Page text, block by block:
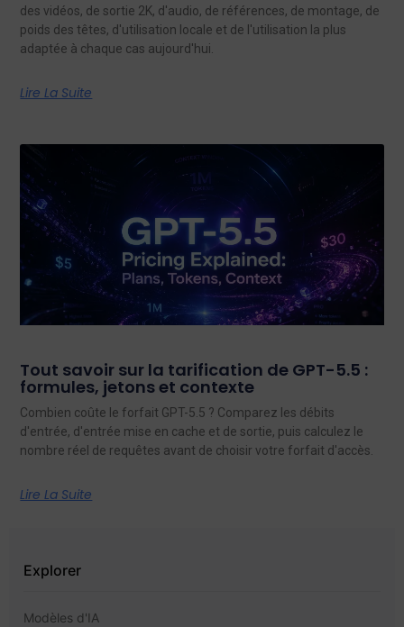
des vidéos, de sortie 2K, d'audio, de références, de montage, de
poids des têtes, d'utilisation locale et de l'utilisation la plus
adaptée à chaque cas aujourd'hui.
Lire La Suite
Tout savoir sur la tarification de GPT-5.5 :
formules, jetons et contexte
Combien coûte le forfait GPT-5.5 ? Comparez les débits
d'entrée, d'entrée mise en cache et de sortie, puis calculez le
nombre réel de requêtes avant de choisir votre forfait d'accès.
Lire La Suite
Explorer
Modèles d'IA